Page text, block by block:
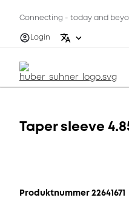
Connecting - today and
Login
Taper sleeve
Produktnummer 22641671